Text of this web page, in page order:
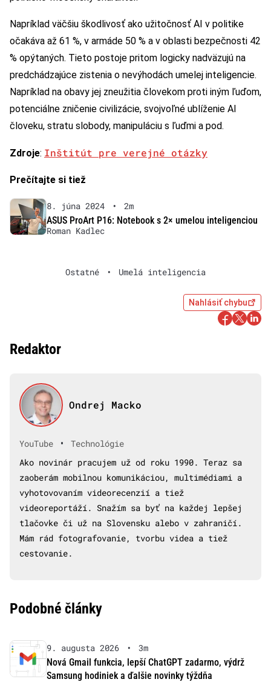
Napríklad väčšiu škodlivosť ako užitočnosť AI v politike
očakáva až 61 %, v armáde 50 % a v oblasti bezpečnosti 42
% opýtaných. Tieto postoje pritom logicky nadväzujú na
predchádzajúce zistenia o nevýhodách umelej inteligencie.
Napríklad na obavy jej zneužitia človekom proti iným ľuďom,
potenciálne zničenie civilizácie, svojvoľné ublíženie AI
človeku, stratu slobody, manipuláciu s ľuďmi a pod.
Zdroje: Inštitút pre verejné otázky
Prečítajte si tiež
8. júna 2024 •
2m
ASUS ProArt P16: Notebook s 2× umelou inteligenciou
Roman Kadlec
Ostatné • Umelá inteligencia
Nahlásiť chybu
Redaktor
Ondrej Macko
YouTube •
Technológie
Ako novinár pracujem už od roku 1990. Teraz sa
zaoberám mobilnou komunikáciou, multimédiami a
vyhotovovaním videorecenzií a tiež
videoreportáží. Snažím sa byť na každej lepšej
tlačovke či už na Slovensku alebo v zahraničí.
Mám rád fotografovanie, tvorbu videa a tiež
cestovanie.
Podobné články
9. augusta 2026 •
3m
Nová Gmail funkcia, lepší ChatGPT zadarmo, výdrž
Samsung hodiniek a ďalšie novinky týždňa